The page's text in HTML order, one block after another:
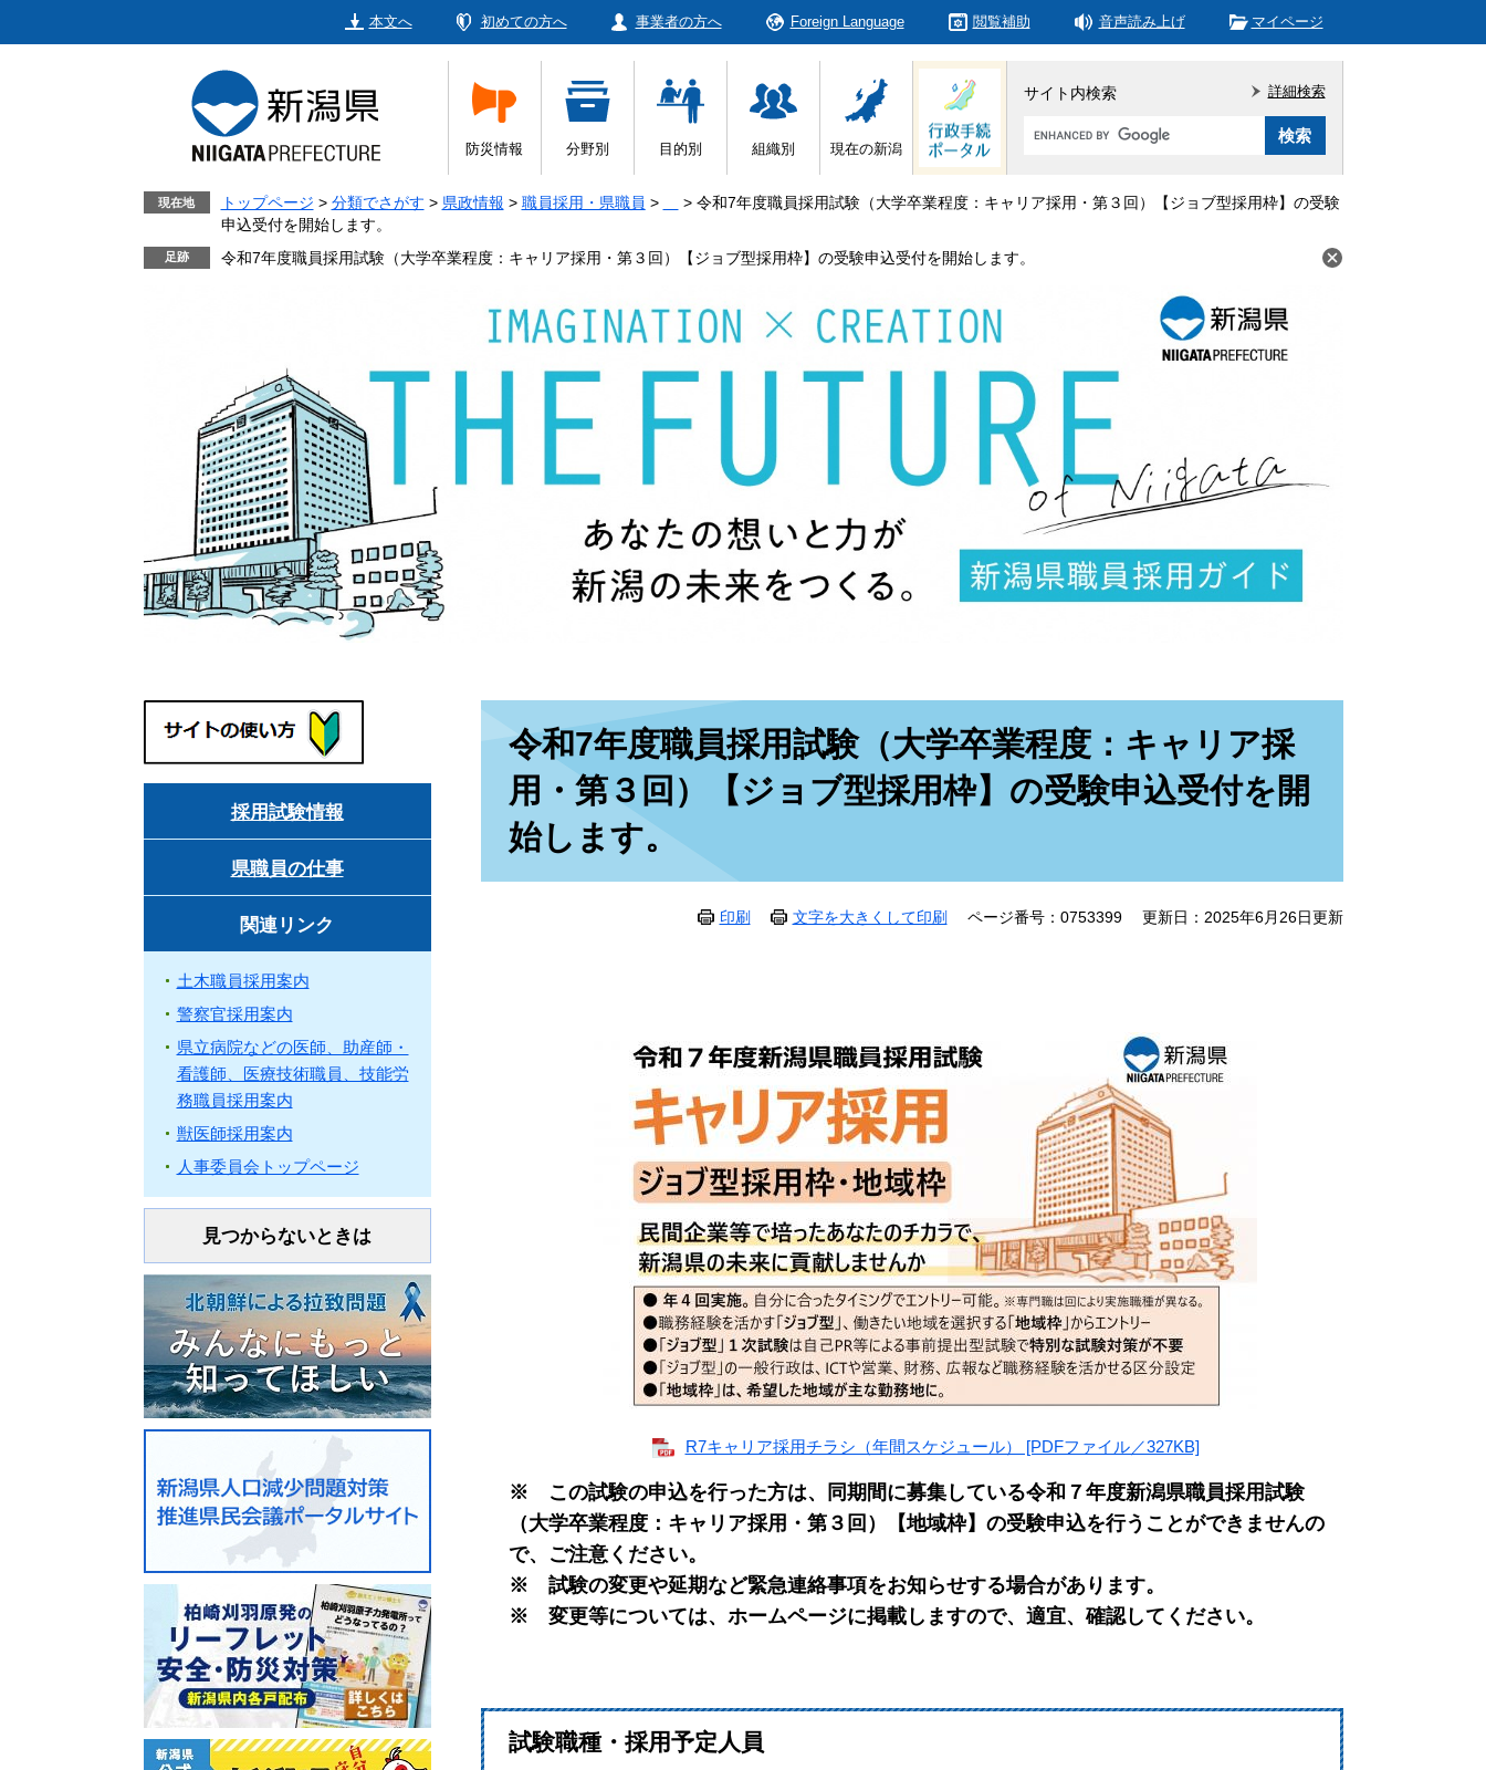
本文へ 初めての方へ 事業者の方へ Foreign Language 閲覧補助 音声読み上げ マイページ
防災情報 分野別 目的別 組織別 現在の新潟
サイト内検索
Google
タ
ム
索
詳細検索
現在地 トップページ > 分類でさがす > 県政情報 > 職員採用・県職員 > > 令和7年度職員採用試験（大学卒業程度：キャリア採用・第３回）【ジョブ型採用枠】の受験
申込受付を開始します。
令和7年度職員採用試験（大学卒業程度：キャリア採用・第３回）【ジョブ型採用枠】の受験申込受付を開始します。
令和7年度職員採用試験（大学卒業程度：キャリア採
用・第３回）【ジョブ型採用枠】の受験申込受付を開
始します。
印刷 文字を大きくして印刷 ページ番号：0753399 更新日：2025年6月26日更新
R7キャリア採用チラシ（年間スケジュール） [PDFファイル／327KB]
※ この試験の申込を行った方は、同期間に募集している令和７年度新潟県職員採用試験
（大学卒業程度：キャリア採用・第３回）【地域枠】の受験申込を行うことができませんの
で、ご注意ください。
​※ 試験の変更や延期など緊急連絡事項をお知らせする場合があります。
※ 変更等については、ホームページに掲載しますので、適宜、確認してください。
試験職種・採用予定人員
採用試験情報
県職員の仕事
関連リンク
土木職員採用案内
警察官採用案内
県立病院などの医師、助産師・
看護師、医療技術職員、技能労
務職員採用案内
獣医師採用案内
人事委員会トップページ
見つからないときは